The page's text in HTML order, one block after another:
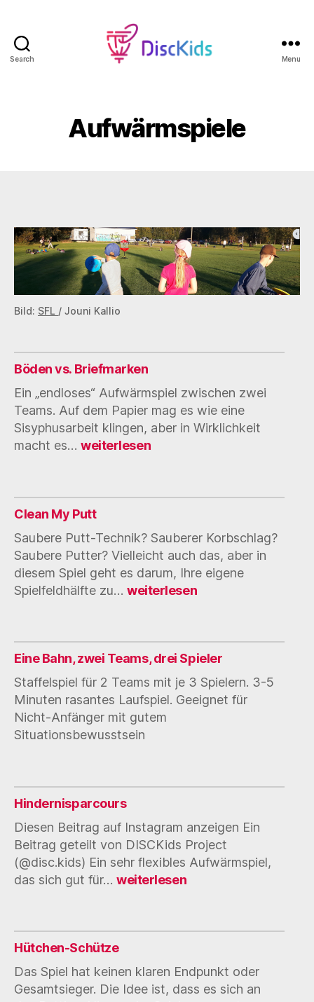
Search Menu
Aufwärmspiele
Bild: SFL / Jouni Kallio
Böden vs. Briefmarken
Ein „endloses“ Aufwärmspiel zwischen zwei
Teams. Auf dem Papier mag es wie eine
Sisyphusarbeit klingen, aber in Wirklichkeit
macht es… Böden
weiterlesen
Clean My Putt
Saubere Putt-Technik? Sauberer Korbschlag?
Saubere Putter? Vielleicht auch das, aber in
diesem Spiel geht es darum, Ihre eigene
Spielfeldhälfte zu… Clean
weiterlesen
Eine Bahn, zwei Teams, drei Spieler
Staffelspiel für 2 Teams mit je 3 Spielern. 3-5
Minuten rasantes Laufspiel. Geeignet für
Nicht-Anfänger mit gutem
Situationsbewusstsein
Hindernisparcours
Diesen Beitrag auf Instagram anzeigen Ein
Beitrag geteilt von DISCKids Project
(@disc.kids) Ein sehr flexibles Aufwärmspiel,
das sich gut für… Hindernisparcours
weiterlesen
Hütchen-Schütze
Das Spiel hat keinen klaren Endpunkt oder
Gesamtsieger. Die Idee ist, dass es sich an